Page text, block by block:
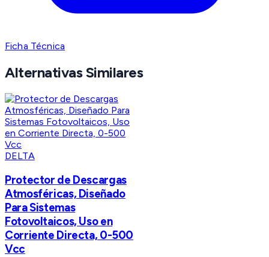
Ficha Técnica
Alternativas Similares
DELTA
Protector de Descargas
Atmosféricas, Diseñado
Para Sistemas
Fotovoltaicos, Uso en
Corriente Directa, 0-500
Vcc